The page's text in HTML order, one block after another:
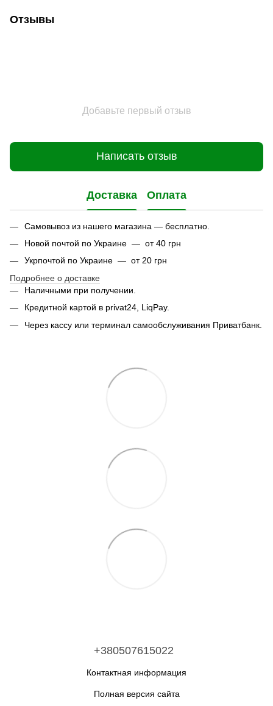
Отзывы
Добавьте первый отзыв
Написать отзыв
Доставка Оплата
Самовывоз из нашего магазина — бесплатно.
Новой почтой по Украине — от 40 грн
Укрпочтой по Украине — от 20 грн
Подробнее о доставке
Наличными при получении.
Кредитной картой в privat24, LiqPay.
Через кассу или терминал самообслуживания Приватбанк.
+380507615022
Контактная информация
Полная версия сайта